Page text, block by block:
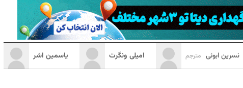
نسرین ابوئی مترجم امیلی ونگرت یاسمین اشر